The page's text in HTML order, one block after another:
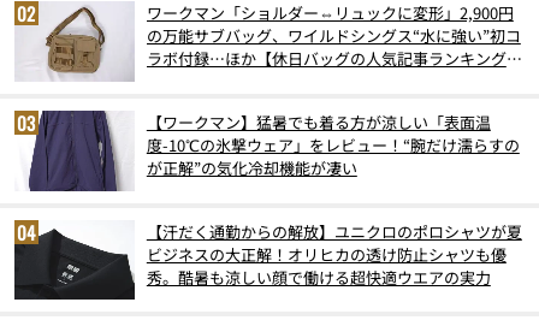
ワークマン「ショルダー⇔リュックに変形」2,900円
の万能サブバッグ、ワイルドシングス“水に強い”初コ
ラボ付録…ほか【休日バッグの人気記事ランキングベ
【ワークマン】猛暑でも着る方が涼しい「表面温
度-10℃の氷撃ウェア」をレビュー！“腕だけ濡らすの
が正解”の気化冷却機能が凄い
【汗だく通勤からの解放】ユニクロのポロシャツが夏
ビジネスの大正解！オリヒカの透け防止シャツも優
秀。酷暑も涼しい顔で働ける超快適ウエアの実力